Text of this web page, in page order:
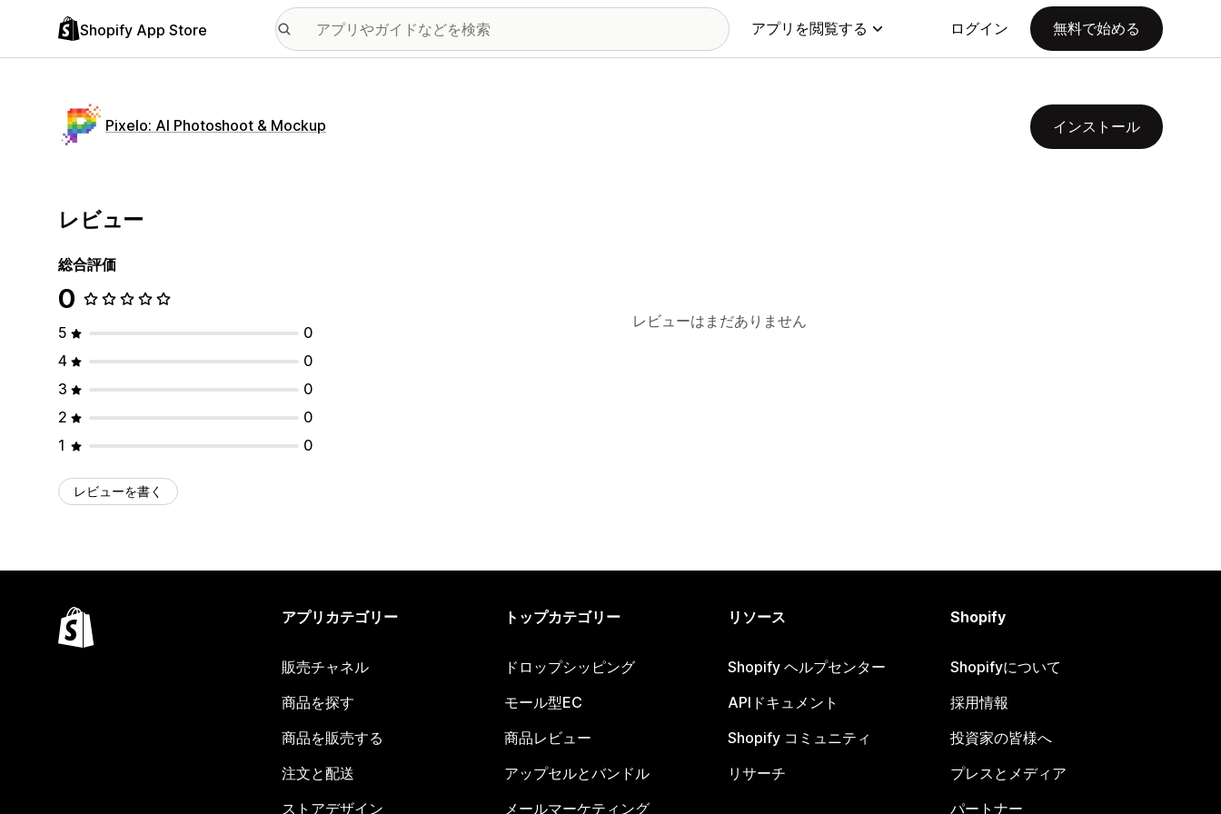
Shopify App Store アプリを閲覧する ログイン 無料で始める
Pixelo: AI Photoshoot & Mockup インストール
レビュー
総合評価
0
5
0
4
0
3
0
2
0
1
0
レビューを書く
レビューはまだありません
アプリカテゴリー
販売チャネル
商品を探す
商品を販売する
注文と配送
ストアデザイン
トップカテゴリー
ドロップシッピング
モール型EC
商品レビュー
アップセルとバンドル
メールマーケティング
リソース
Shopify ヘルプセンター
APIドキュメント
Shopify コミュニティ
リサーチ
Shopify
Shopifyについて
採用情報
投資家の皆様へ
プレスとメディア
パートナー